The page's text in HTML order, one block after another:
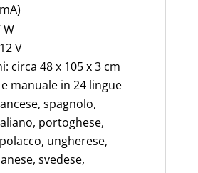
W
V
circa 48 x 105 x 3 cm
manuale in 24 lingue
spagnolo,
portoghese,
ungherese,
svedese,